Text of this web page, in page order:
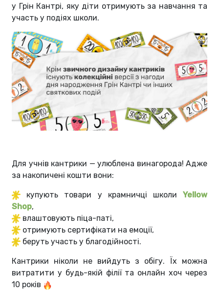
у Грін Кантрі, яку діти отримують за навчання та
участь у подіях школи.
Для учнів кантрики — улюблена винагорода! Адже
за накопичені кошти вони:
купують товари у крамничці школиYellow
Shop,
влаштовують піца-паті,
отримують сертифікати на емоції,
беруть участь у благодійності.
Кантрики ніколи не вийдуть з обігу. Їх можна
витратити у будь-якій філії та онлайн хоч через
10 років